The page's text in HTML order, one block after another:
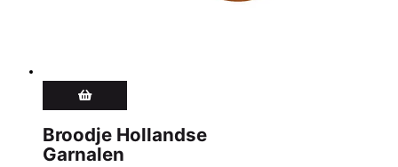
Broodje Hollandse
Garnalen